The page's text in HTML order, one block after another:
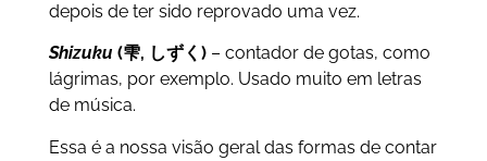
depois de ter sido reprovado uma vez.
Shizuku (雫, しずく)– contador de gotas, como
lágrimas, por exemplo. Usado muito em letras
de música.
Essa é a nossa visão geral das formas de contar